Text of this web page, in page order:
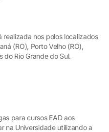
realizada nos polos localizados
(RO), Porto Velho (RO),
do Rio Grande do Sul.
para cursos EAD aos
na Universidade utilizando a